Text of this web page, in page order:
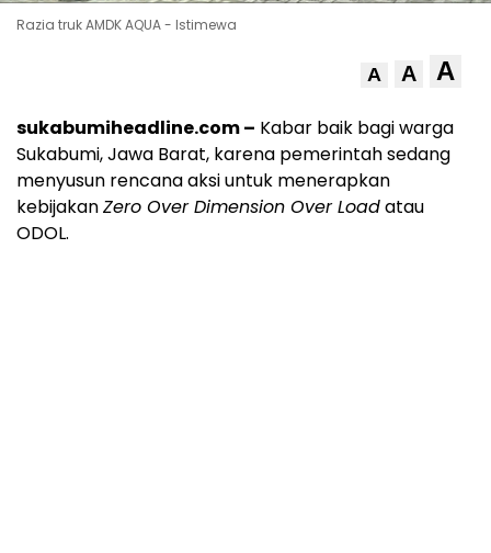
Razia truk AMDK AQUA - Istimewa
A A A
sukabumiheadline.com – Kabar baik bagi warga
Sukabumi, Jawa Barat, karena pemerintah sedang
menyusun rencana aksi untuk menerapkan
kebijakanZero Over Dimension Over Loadatau
ODOL.